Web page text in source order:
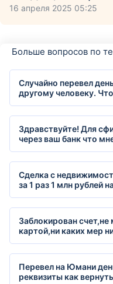
16 апреля 2025 05:25
Больше вопросов по
Случайно перевел
другому человеку.
Здравствуйте! Для
через ваш банк что
Сделка с
за 1 раз 1 млн рублей
Заблокирован счет,не
картой,ни каких мер
Перевел на Юмани
реквизиты как